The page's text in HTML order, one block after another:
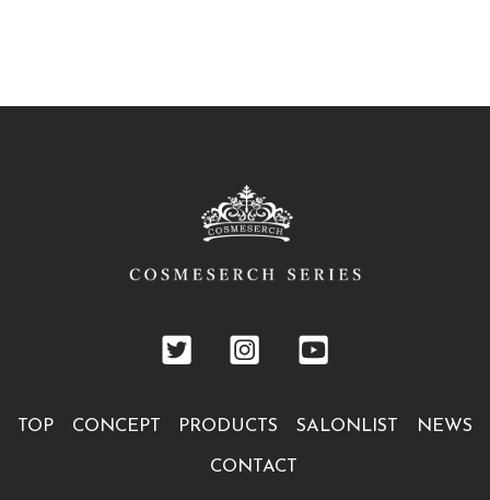
TOP CONCEPT PRODUCTS SALONLIST NEWS
CONTACT